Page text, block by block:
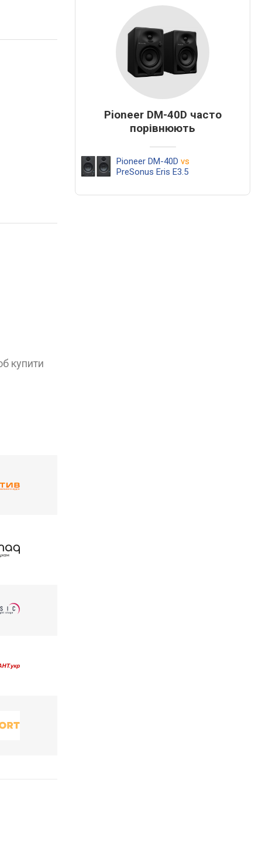
купити
Pioneer DM-40D часто
порівнюють
Pioneer DM-40D vs
PreSonus Eris E3.5